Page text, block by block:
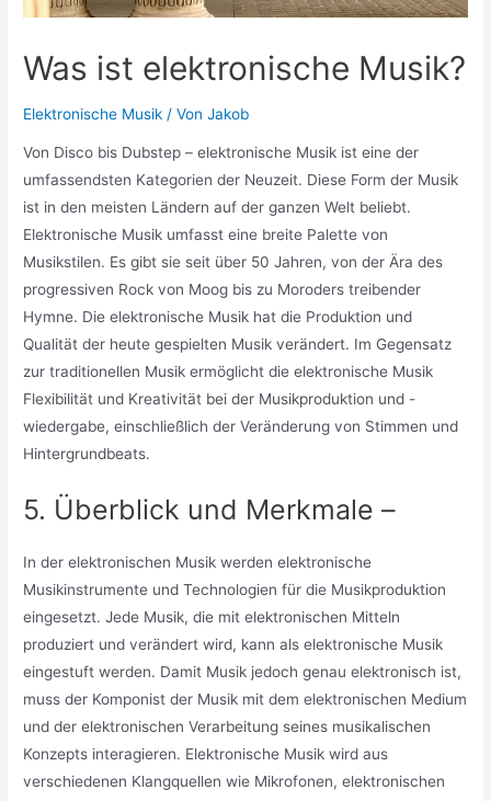
Was ist elektronische Musik?
Elektronische Musik / VonJakob
Von Disco bis Dubstep – elektronische Musik ist eine der
umfassendsten Kategorien der Neuzeit. Diese Form der Musik
ist in den meisten Ländern auf der ganzen Welt beliebt.
Elektronische Musik umfasst eine breite Palette von
Musikstilen. Es gibt sie seit über 50 Jahren, von der Ära des
progressiven Rock von Moog bis zu Moroders treibender
Hymne. Die elektronische Musik hat die Produktion und
Qualität der heute gespielten Musik verändert. Im Gegensatz
zur traditionellen Musik ermöglicht die elektronische Musik
Flexibilität und Kreativität bei der Musikproduktion und -
wiedergabe, einschließlich der Veränderung von Stimmen und
Hintergrundbeats.
5. Überblick und Merkmale –
In der elektronischen Musik werden elektronische
Musikinstrumente und Technologien für die Musikproduktion
eingesetzt. Jede Musik, die mit elektronischen Mitteln
produziert und verändert wird, kann als elektronische Musik
eingestuft werden. Damit Musik jedoch genau elektronisch ist,
muss der Komponist der Musik mit dem elektronischen Medium
und der elektronischen Verarbeitung seines musikalischen
Konzepts interagieren. Elektronische Musik wird aus
verschiedenen Klangquellen wie Mikrofonen, elektronischen